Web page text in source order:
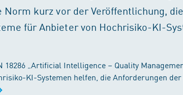
Norm kurz vor der Veröffentlichung,
für Anbieter von Hochrisiko-KI-
„Artificial Intelligence – Quality
KI-Systemen helfen, die Anforderungen